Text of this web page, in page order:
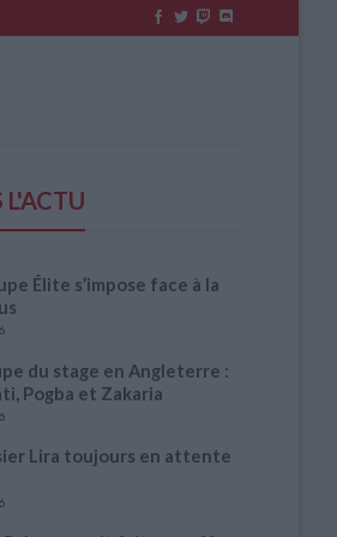
L'ACTU
Élite s’impose face à la
du stage en Angleterre :
Pogba et Zakaria
Lira toujours en attente